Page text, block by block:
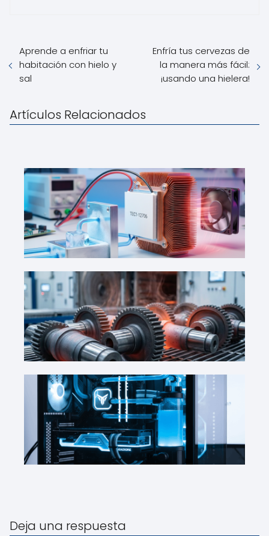
Aprende a enfriar tu
habitación con hielo y
sal
Enfría tus cervezas de
la manera más fácil:
¡usando una hielera!
Artículos Relacionados
Deja una respuesta